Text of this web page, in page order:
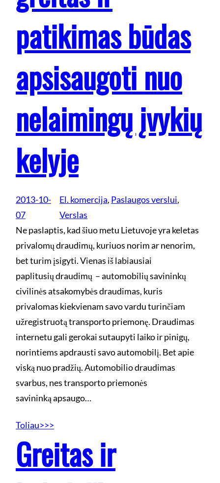
patikimas būdas
apsisaugoti nuo
nelaimingų įvykių
kelyje
2013-10-
07
El. komercija, Paslaugos verslui
Verslas
Ne paslaptis, kad šiuo metu Lietuvoje yra keletas
privalomų draudimų, kuriuos norim ar nenorim,
bet turim įsigyti. Vienas iš labiausiai
paplitusių draudimų – automobilių savininkų
civilinės atsakomybės draudimas, kuris
privalomas kiekvienam savo vardu turinčiam
užregistruotą transporto priemonę. Draudimas
internetu gali gerokai sutaupyti laiko ir pinigų,
norintiems apdrausti savo automobilį. Bet apie
viską nuo pradžių. Automobilio draudimas
svarbus, nes transporto priemonės
savininką apsaugo…
Toliau>>>
Greitas ir